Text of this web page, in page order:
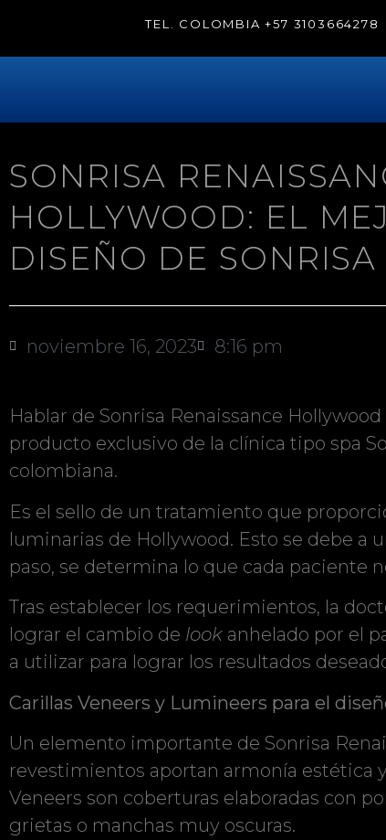
TEL. COLOMBIA+57 3103664278
SONRISA
HOLLYWOOD: EL
DISEÑO DE SONRISA
noviembre 16, 2023 8:16 pm
Hablar de Sonrisa Renaissance
producto exclusivo de la clínica tipo spa
colombiana.
Es el sello de un tratamiento que
luminarias de Hollywood. Esto se debe
paso, se determina lo que cada paciente
Tras establecer los requerimientos, la
lograr el cambio de look anhelado por el
a utilizar para lograr los resultados
Carillas Veneers y Lumineers para el
Un elemento importante de Sonrisa
revestimientos aportan armonía estética
Veneers son coberturas elaboradas con
grietas o manchas muy oscuras.